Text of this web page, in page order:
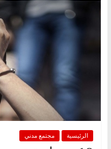
الرئيسية مجتمع مدني